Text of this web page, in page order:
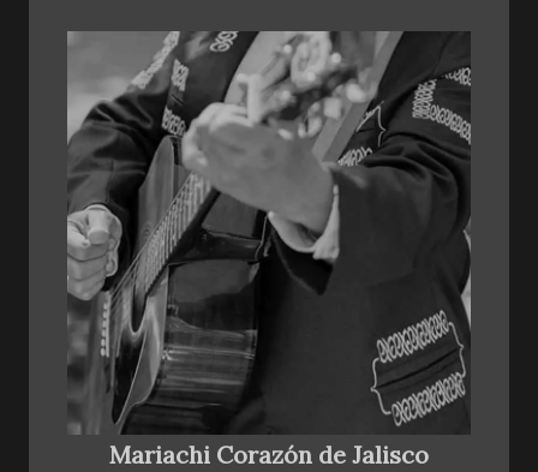
Mariachi Corazón de Jalisco